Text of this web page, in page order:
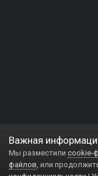
Важная
Мы разместили cookie-
файлов, или